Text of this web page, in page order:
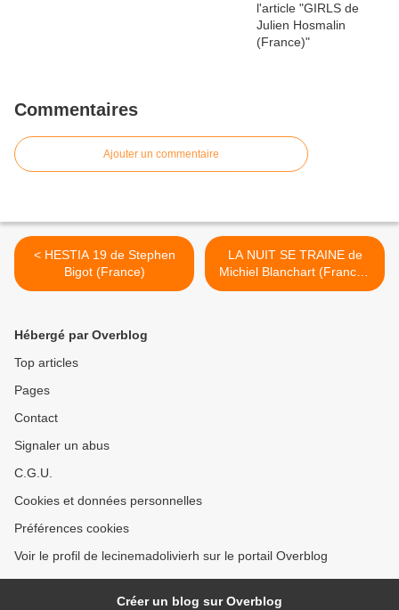
Commentaires
Ajouter un commentaire
< HESTIA 19 de Stephen
Bigot (France)
LA NUIT SE TRAINE de
Michiel Blanchart (France -
Belgique) >
Hébergé par Overblog
Top articles
Pages
Contact
Signaler un abus
C.G.U.
Cookies et données personnelles
Préférences cookies
Voir le profil de lecinemadolivierh sur le portail Overblog
Créer un blog sur Overblog